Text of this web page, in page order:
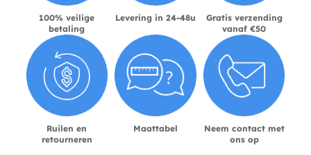
100% veilige
betaling
Levering in 24-48u
Gratis verzending
vanaf €50
Ruilen en
retourneren
Maattabel
Neem contact met
ons op